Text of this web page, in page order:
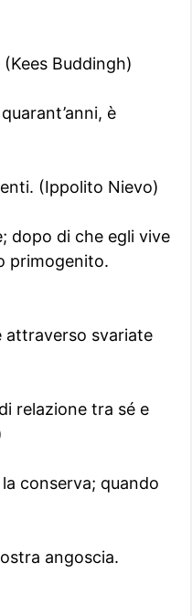
Buddingh)
è
(Ippolito Nievo)
dopo di che egli vive
primogenito.
attraverso svariate
relazione tra sé e
conserva; quando
angoscia.